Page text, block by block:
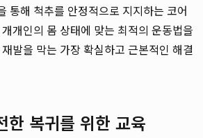
통해 척추를 안정적으로 지지하는 코어
개인의 몸 상태에 맞는 최적의 운동법을
발을 막는 가장 확실하고 근본적인 해결
한 복귀를 위한 교육